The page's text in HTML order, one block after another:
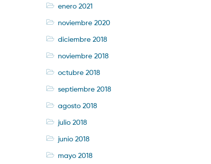
enero 2021
noviembre 2020
diciembre 2018
noviembre 2018
octubre 2018
septiembre 2018
agosto 2018
julio 2018
junio 2018
mayo 2018